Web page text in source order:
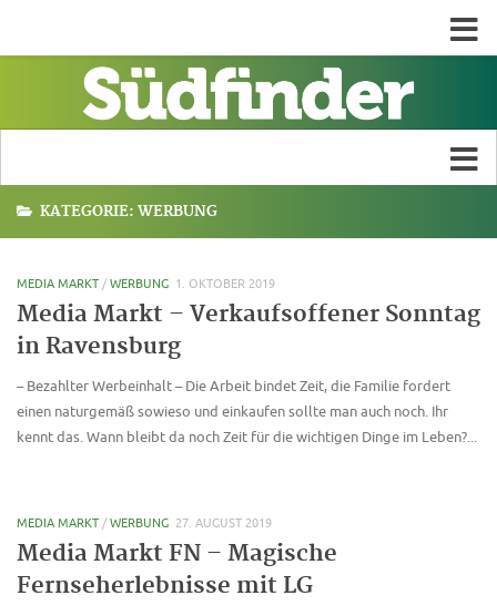
KATEGORIE: WERBUNG
MEDIA MARKT / WERBUNG 1. OKTOBER 2019
Media Markt – Verkaufsoffener Sonntag
in Ravensburg
– Bezahlter Werbeinhalt – Die Arbeit bindet Zeit, die Familie fordert
einen naturgemäß sowieso und einkaufen sollte man auch noch. Ihr
kennt das. Wann bleibt da noch Zeit für die wichtigen Dinge im Leben?...
MEDIA MARKT / WERBUNG 27. AUGUST 2019
Media Markt FN – Magische
Fernseherlebnisse mit LG